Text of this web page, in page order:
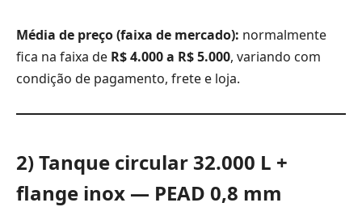
Média de preço (faixa de mercado): normalmente
fica na faixa de R$ 4.000 a R$ 5.000, variando com
condição de pagamento, frete e loja.
2) Tanque circular 32.000 L +
flange inox — PEAD 0,8 mm